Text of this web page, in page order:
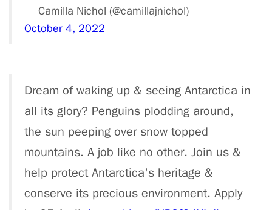
— Camilla Nichol (@camillajnichol)
October 4, 2022
Dream of waking up & seeing Antarctica in
all its glory? Penguins plodding around,
the sun peeping over snow topped
mountains. A job like no other. Join us &
help protect Antarctica's heritage &
conserve its precious environment. Apply